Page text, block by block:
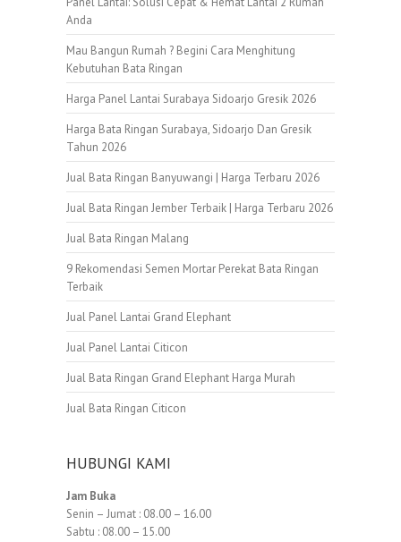
Anda
Mau Bangun Rumah ? Begini Cara Menghitung
Kebutuhan Bata Ringan
Harga Panel Lantai Surabaya Sidoarjo Gresik 2026
Harga Bata Ringan Surabaya, Sidoarjo Dan Gresik
Tahun 2026
Jual Bata Ringan Banyuwangi | Harga Terbaru 2026
Jual Bata Ringan Jember Terbaik | Harga Terbaru 2026
Jual Bata Ringan Malang
9 Rekomendasi Semen Mortar Perekat Bata Ringan
Terbaik
Jual Panel Lantai Grand Elephant
Jual Panel Lantai Citicon
Jual Bata Ringan Grand Elephant Harga Murah
Jual Bata Ringan Citicon
HUBUNGI KAMI
Jam Buka
Senin – Jumat : 08.00 – 16.00
Sabtu : 08.00 – 15.00